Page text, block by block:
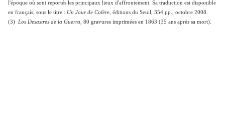
l'époque où sont reportés les principaux lieux d'affrontement. Sa traduction est disponible
en français, sous le titre : Un Jour de Colère , éditions du Seuil, 354 pp., octobre 2008.
(3) Los Desastres de la Guerra , 80 gravures imprimées en 1863 (35 ans après sa mort).